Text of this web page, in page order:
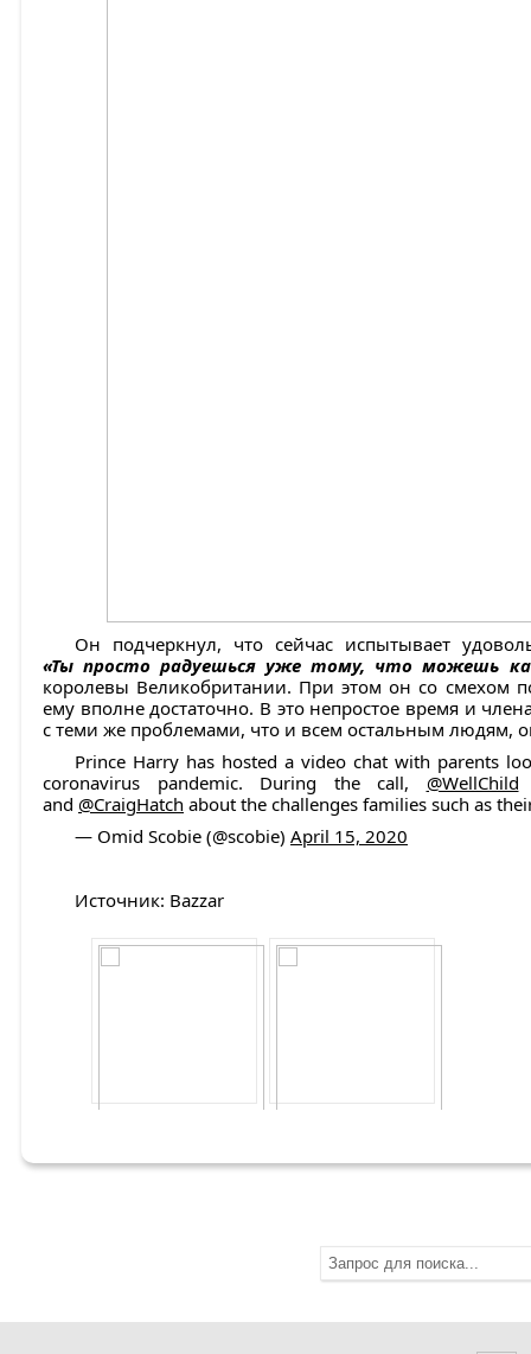
Он подчеркнул, что сейчас испытывает
«Ты просто радуешься уже тому, что можешь
королевы Великобритании. При этом он со смехом
ему вполне достаточно. В это непростое время и
с теми же проблемами, что и всем остальным людям,
Prince Harry has hosted a video chat with parents
coronavirus pandemic. During the call, @WellChild
and @CraigHatch about the challenges families such as
— Omid Scobie (@scobie) April 15, 2020
Источник: Bazzar